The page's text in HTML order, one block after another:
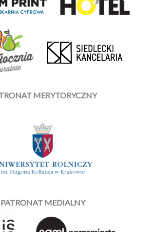
MERYTORYCZNY
PATRONAT MEDIALNY